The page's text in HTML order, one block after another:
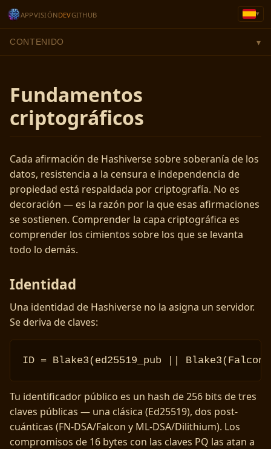
APPVISIÓNDEVGITHUB ▾
CONTENIDO ▾
Fundamentos
criptográficos
Cada afirmación de Hashiverse sobre soberanía de los
datos, resistencia a la censura e independencia de
propiedad está respaldada por criptografía. No es
decoración — es la razón por la que esas afirmaciones
se sostienen. Comprender la capa criptográfica es
comprender los cimientos sobre los que se levanta
todo lo demás.
Identidad
Una identidad de Hashiverse no la asigna un servidor.
Se deriva de claves:
ID = Blake3(ed25519_pub ||
Tu identificador público es un hash de 256 bits de tres
claves públicas — una clásica (Ed25519), dos post-
cuánticas (FN-DSA/Falcon y ML-DSA/Dilithium). Los
compromisos de 16 bytes con las claves PQ las atan a